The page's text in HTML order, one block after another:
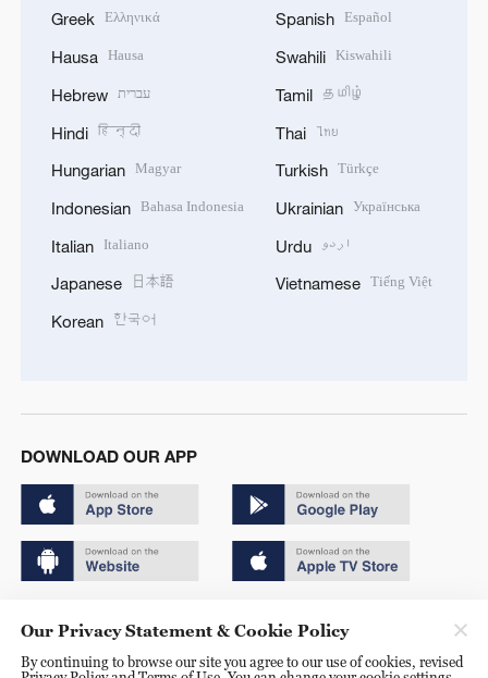
Greek Ελληνικά
Hausa Hausa
Hebrew עברית
Hindi हिन्दी
Hungarian Magyar
Indonesian Bahasa Indonesia
Italian Italiano
Japanese 日本語
Korean 한국어
Spanish Español
Swahili Kiswahili
Tamil தமிழ்
Thai ไทย
Turkish Türkçe
Ukrainian Українська
Urdu اردو
Vietnamese Tiếng Việt
DOWNLOAD OUR APP
京ICP备20000184号
Our Privacy Statement & Cookie Policy
By continuing to browse our site you agree to our use of cookies, revised